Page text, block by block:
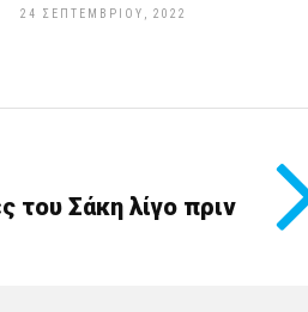
24 ΣΕΠΤΕΜΒΡΊΟΥ, 2022
του Σάκη λίγο πριν